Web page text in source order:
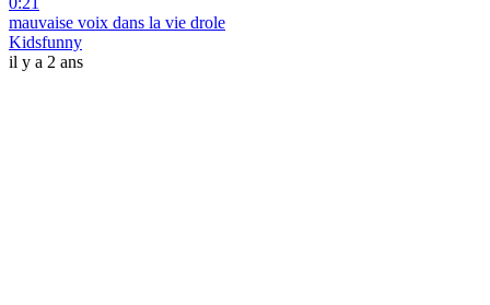
mauvaise voix dans la vie drole
Kidsfunny
il y a 2 ans